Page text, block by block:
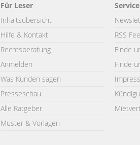
Für Leser
Inhaltsübersicht
Hilfe & Kontakt
Rechtsberatung
Anmelden
Was Kunden sagen
Presseschau
Alle Ratgeber
Muster & Vorlagen
Service
RSS
Finde
Finde